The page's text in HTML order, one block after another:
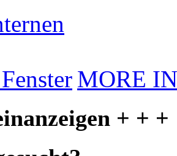
MORE
+ + +